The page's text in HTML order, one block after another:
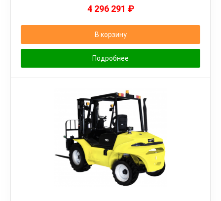
4 296 291 ₽
В корзину
Подробнее